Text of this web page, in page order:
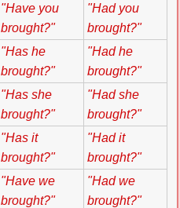
"Have you
brought?"
"Had you
brought?"
"Has he
brought?"
"Had he
brought?"
"Has she
brought?"
"Had she
brought?"
"Has it
brought?"
"Had it
brought?"
"Have we
brought?"
"Had we
brought?"